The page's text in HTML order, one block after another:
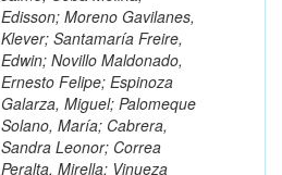
Edisson; Moreno Gavilanes,
Klever; Santamaría Freire,
Edwin; Novillo Maldonado,
Ernesto Felipe; Espinoza
Galarza, Miguel; Palomeque
Solano, María; Cabrera,
Sandra Leonor; Correa
Peralta, Mirella; Vinueza